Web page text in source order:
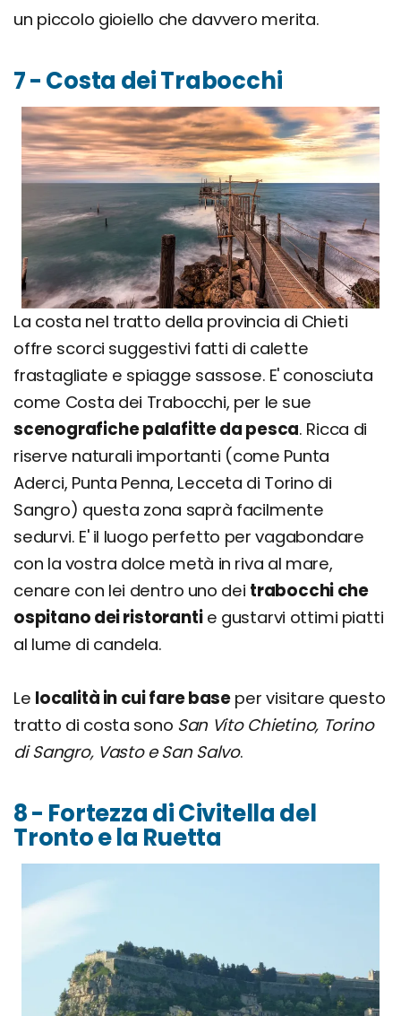
un piccolo gioiello che davvero merita.
7 - Costa dei Trabocchi
La costa nel tratto della provincia di Chieti
offre scorci suggestivi fatti di calette
frastagliate e spiagge sassose. E' conosciuta
come Costa dei Trabocchi, per le sue
scenografiche palafitte da pesca. Ricca di
riserve naturali importanti (come Punta
Aderci, Punta Penna, Lecceta di Torino di
Sangro) questa zona saprà facilmente
sedurvi. E' il luogo perfetto per vagabondare
con la vostra dolce metà in riva al mare,
cenare con lei dentro uno dei trabocchi che
ospitano dei ristorantie gustarvi ottimi piatti
al lume di candela.
Le località in cui fare baseper visitare questo
tratto di costa sono San Vito Chietino, Torino
di Sangro, Vasto e San Salvo.
8 - Fortezza di Civitella del
Tronto e la Ruetta